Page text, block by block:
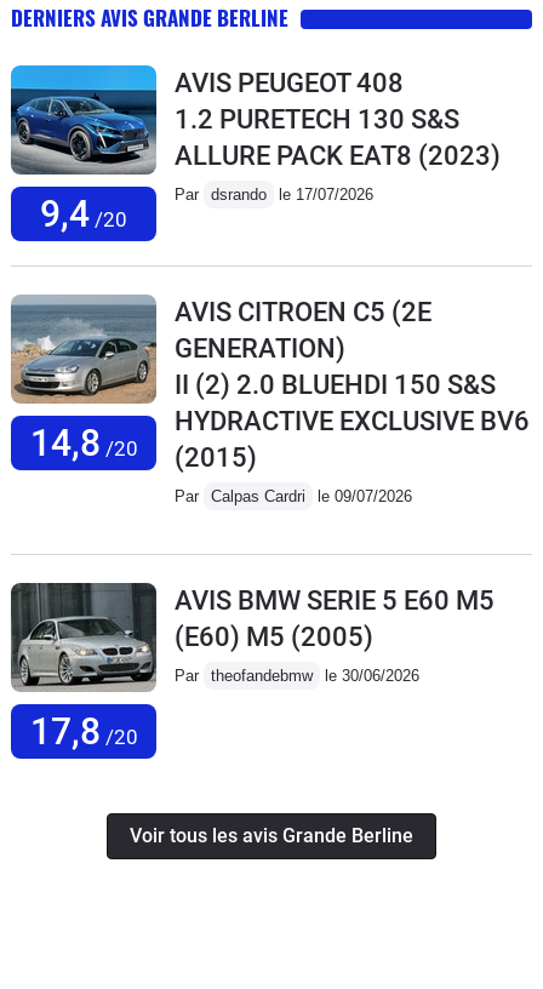
DERNIERS AVIS GRANDE BERLINE
9,4 /20
AVIS PEUGEOT 408
1.2 PURETECH 130 S&S
ALLURE PACK EAT8 (2023)
Par dsrando le 17/07/2026
14,8 /20
AVIS CITROEN C5 (2E
GENERATION)
II (2) 2.0 BLUEHDI 150 S&S
HYDRACTIVE EXCLUSIVE BV6
(2015)
Par Calpas Cardri le 09/07/2026
17,8 /20
AVIS BMW SERIE 5 E60 M5
(E60) M5 (2005)
Par theofandebmw le 30/06/2026
Voir tous les avis Grande Berline